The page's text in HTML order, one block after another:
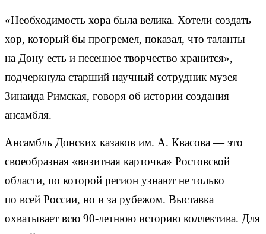
«Необходимость хора была велика. Хотели создать
хор, который бы прогремел, показал, что таланты
на Дону есть и песенное творчество хранится», —
подчеркнула старший научный сотрудник музея
Зинаида Римская, говоря об истории создания
ансамбля.
Ансамбль Донских казаков им. А. Квасова — это
своеобразная «визитная карточка» Ростовской
области, по которой регион узнают не только
по всей России, но и за рубежом. Выставка
охватывает всю 90-летнюю историю коллектива. Для